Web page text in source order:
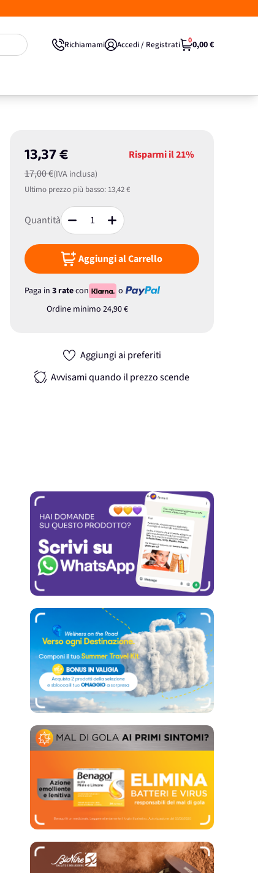
Richiamami Accedi / Registrati 00,00 €
13,37 €
17,00 €(IVA inclusa)
Risparmi il21%
Ultimo prezzo più basso: 13,42 €
Quantità
Aggiungi al Carrello
Paga in 3 ratecon
o
Ordine minimo 24,90 €
Aggiungi ai preferiti
Avvisami quando il prezzo scende